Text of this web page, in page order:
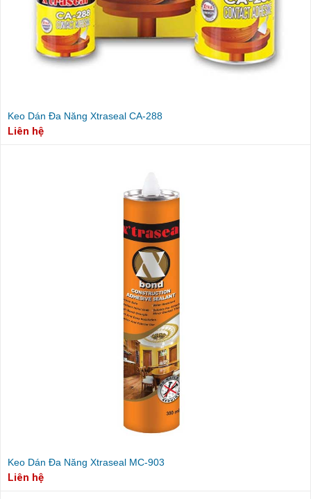
Keo Dán Đa Năng Xtraseal CA-288
Liên hệ
Keo Dán Đa Năng Xtraseal MC-903
Liên hệ